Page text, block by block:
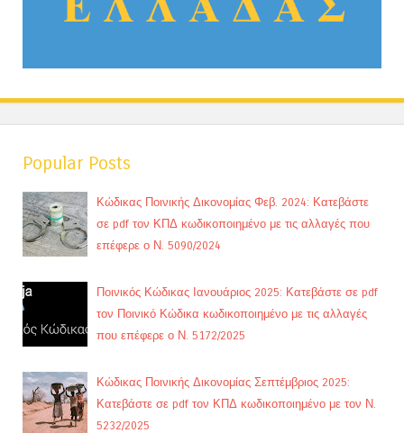
Popular Posts
Κώδικας Ποινικής Δικονομίας Φεβ. 2024: Κατεβάστε
σε pdf τον ΚΠΔ κωδικοποιημένο με τις αλλαγές που
επέφερε ο Ν. 5090/2024
Ποινικός Κώδικας Ιανουάριος 2025: Κατεβάστε σε pdf
τον Ποινικό Κώδικα κωδικοποιημένο με τις αλλαγές
που επέφερε ο Ν. 5172/2025
Κώδικας Ποινικής Δικονομίας Σεπτέμβριος 2025:
Κατεβάστε σε pdf τον ΚΠΔ κωδικοποιημένο με τον Ν.
5232/2025